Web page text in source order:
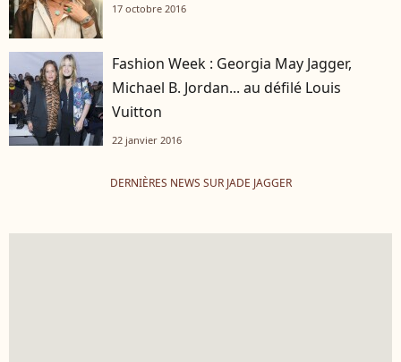
17 octobre 2016
Fashion Week : Georgia May Jagger,
Michael B. Jordan... au défilé Louis
Vuitton
22 janvier 2016
DERNIÈRES NEWS SUR JADE JAGGER